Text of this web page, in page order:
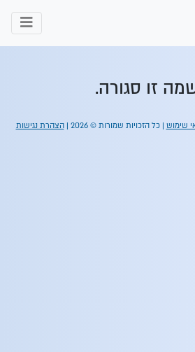
זו סגורה.
שימוש | כל הזכויות שמורות © 2026 | הצהרת נגישות